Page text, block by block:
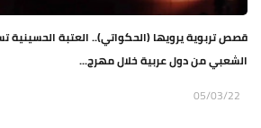
قصص تربوية يرويها (الحكواتي).. العتبة
الشعبي من دول عربية خلال مهرج...
05/03/22